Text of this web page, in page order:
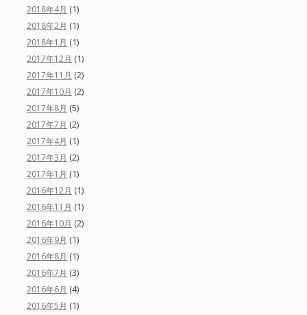
2018年4月 (1)
2018年2月 (1)
2018年1月 (1)
2017年12月 (1)
2017年11月 (2)
2017年10月 (2)
2017年8月 (5)
2017年7月 (2)
2017年4月 (1)
2017年3月 (2)
2017年1月 (1)
2016年12月 (1)
2016年11月 (1)
2016年10月 (2)
2016年9月 (1)
2016年8月 (1)
2016年7月 (3)
2016年6月 (4)
2016年5月 (1)